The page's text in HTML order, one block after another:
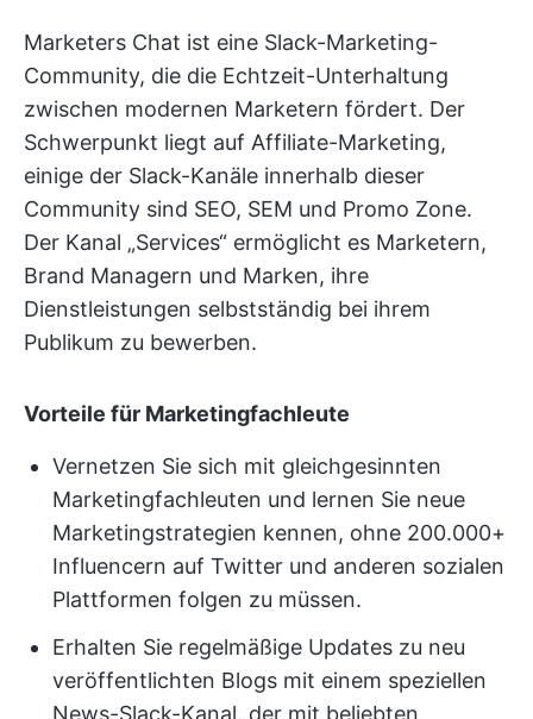
Marketers Chat ist eine Slack-Marketing-
Community, die die Echtzeit-Unterhaltung
zwischen modernen Marketern fördert. Der
Schwerpunkt liegt auf Affiliate-Marketing,
einige der Slack-Kanäle innerhalb dieser
Community sind SEO, SEM und Promo Zone.
Der Kanal „Services“ ermöglicht es Marketern,
Brand Managern und Marken, ihre
Dienstleistungen selbstständig bei ihrem
Publikum zu bewerben.
Vorteile für Marketingfachleute
Vernetzen Sie sich mit gleichgesinnten
Marketingfachleuten und lernen Sie neue
Marketingstrategien kennen, ohne 200.000+
Influencern auf Twitter und anderen sozialen
Plattformen folgen zu müssen.
Erhalten Sie regelmäßige Updates zu neu
veröffentlichten Blogs mit einem speziellen
News-Slack-Kanal, der mit beliebten